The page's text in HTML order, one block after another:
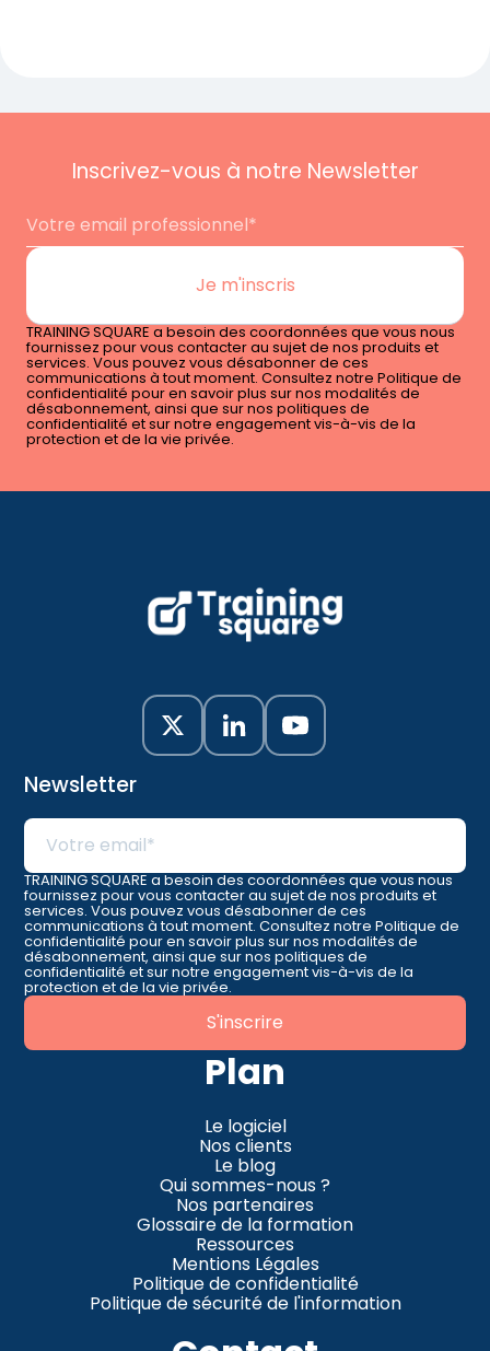
Inscrivez-vous à notre Newsletter
TRAINING SQUARE a besoin des coordonnées que vous nous
fournissez pour vous contacter au sujet de nos produits et
services. Vous pouvez vous désabonner de ces
communications à tout moment. Consultez notre Politique de
confidentialité pour en savoir plus sur nos modalités de
désabonnement, ainsi que sur nos politiques de
confidentialité et sur notre engagement vis-à-vis de la
protection et de la vie privée.
Newsletter
TRAINING SQUARE a besoin des coordonnées que vous nous
fournissez pour vous contacter au sujet de nos produits et
services. Vous pouvez vous désabonner de ces
communications à tout moment. Consultez notre Politique de
confidentialité pour en savoir plus sur nos modalités de
désabonnement, ainsi que sur nos politiques de
confidentialité et sur notre engagement vis-à-vis de la
protection et de la vie privée.
Plan
Le logiciel
Nos clients
Le blog
Qui sommes-nous ?
Nos partenaires
Glossaire de la formation
Ressources
Mentions Légales
Politique de confidentialité
Politique de sécurité de l'information